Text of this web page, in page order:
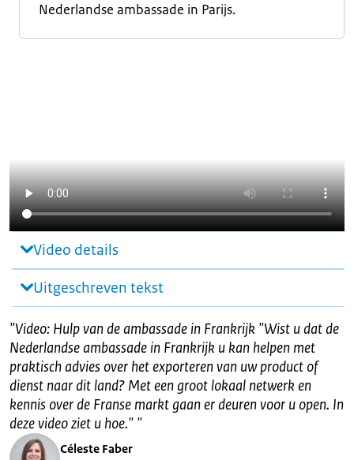
Nederlandse ambassade in Parijs.
Video details
Uitgeschreven tekst
"Video: Hulp van de ambassade in Frankrijk "Wist u dat de
Nederlandse ambassade in Frankrijk u kan helpen met
praktisch advies over het exporteren van uw product of
dienst naar dit land? Met een groot lokaal netwerk en
kennis over de Franse markt gaan er deuren voor u open. In
deze video ziet u hoe." "
Céleste Faber